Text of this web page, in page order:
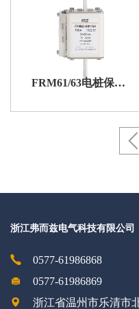
FRM61/63电桩保护用快速熔断器（MB型）
浙江弗而兹电气科技有限公司
0577-61986868
0577-61986869
浙江省温州市乐清市